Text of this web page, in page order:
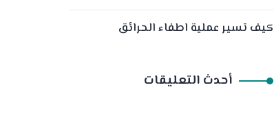
كيف تسير عملية اطفاء الحرائق
أحدث التعليقات